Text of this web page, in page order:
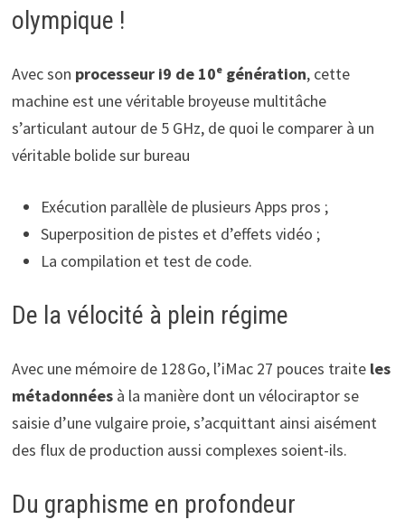
olympique !
Avec son processeur i9 de 10ᵉ génération, cette
machine est une véritable broyeuse multitâche
s’articulant autour de 5 GHz, de quoi le comparer à un
véritable bolide sur bureau
Exécution parallèle de plusieurs Apps pros ;
Superposition de pistes et d’effets vidéo ;
La compilation et test de code.
De la vélocité à plein régime
Avec une mémoire de 128 Go, l’iMac 27 pouces traiteles
métadonnéesà la manière dont un vélociraptor se
saisie d’une vulgaire proie, s’acquittant ainsi aisément
des flux de production aussi complexes soient-ils.
Du graphisme en profondeur